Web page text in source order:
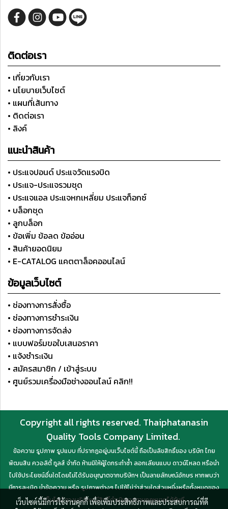
ติดต่อเรา
• เกี่ยวกับเรา
• นโยบายเว็บไซต์
• แผนที่เส้นทาง
• ติดต่อเรา
• ลิงค์
แนะนำสินค้า
• ประแจปอนด์ ประแจวัดแรงบิด
• ประแจ-ประแจรวมชุด
• ประแจแอล ประแจหกเหลี่ยม ประแจท็อกซ์
• บล็อกชุด
• ลูกบล็อก
• ข้อเพิ่ม ข้อลด ข้ออ่อน
• สินค้ายอดนิยม
• E-CATALOG แคตตาล็อคออนไลน์
ข้อมูลเว็บไซต์
• ช่องทางการสั่งซื้อ
• ช่องทางการชำระเงิน
• ช่องทางการจัดส่ง
• แบบฟอร์มขอใบเสนอราคา
• แจ้งชำระเงิน
• สมัครสมาชิก / เข้าสู่ระบบ
• ศูนย์รวมเครื่องมือช่างออนไลน์ คลิก!!
Copyright all rights reserved. Thaiphatanasin
Quality Tools Company Limited.
ข้อความ รูปภาพ รูปแบบ ที่ปรากฏอยู่บนเว็บไซต์นี้ ถือเป็นลิขสิทธิ์ของ บริษัท ไทย
พัฒนสิน ควอลิตี้ ทูลส์ จำกัด ห้ามมิให้ผู้ใดกระทำซ้ำ ลอกเลียนแบบ ดาวน์โหลด หรือนำ
ไปใช้ประโยชน์อื่นใดโดยไม่ได้รับอนุญาตจากบริษัทฯ เป็นลายลักษณ์อักษร หากพบว่า
มีการละเมิด นำข้อความ หรือ รูปภาพต่างๆ ไปใช้ไม่ว่าส่วนใดส่วนหนึ่งหรือทั้งหมดของ
เว็บไซต์ ทางบริษัทฯ มีสิทธิ์ดำเนินการตามกฎหมายได้ทันที
เว็บไซต์นี้มีการใช้งานคุกกี้ เพื่อเพิ่มประสิทธิภาพและประสบการณ์ที่ดี